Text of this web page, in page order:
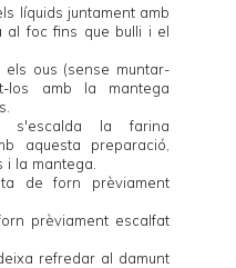
líquids juntament amb
al foc fins que bulli i el
ous (sense muntar-
los amb la mantega
s'escalda la farina
aquesta preparació,
la mantega.
de forn prèviament
prèviament escalfat
refredar al damunt